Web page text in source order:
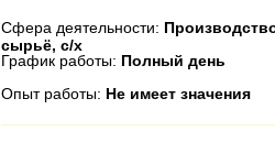
Сфера деятельности:
сырьё, с/х
График работы: Полный день
Опыт работы: Не имеет значения